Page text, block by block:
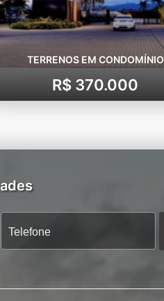
TERRENOS EM CONDOMÍNIO
R$ 370.000